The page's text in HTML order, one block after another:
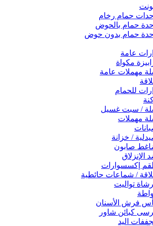
حمام رخام
حمام بالحوض
حمام بدون حوض
عامة
مكواة
مهملات عامة
للحمام
/ سبت غسيل
مهملات
/ خزانة
صابون
الإنزلاق
إكسسوارات
/ شماعات حائطية
تواليت
فرش الأسنان
كبائن شاور
اليد